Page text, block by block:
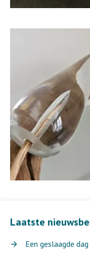
Laatste
Een geslaagde